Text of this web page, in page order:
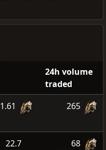
24h volume
traded
1.61
265
22.7
68